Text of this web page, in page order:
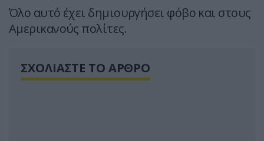
Όλο αυτό έχει δημιουργήσει φόβο και στους
Αμερικανούς πολίτες.
ΣΧΟΛΙΑΣΤΕ ΤΟ ΑΡΘΡΟ